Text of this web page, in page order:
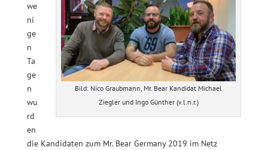
Bild: Nico Graubmann, Mr. Bear Kandidat Michael
Ziegler und Ingo Günther (v.l.n.r.)
we
ni
ge
n
Ta
ge
n
wu
rd
en
die Kandidaten zum Mr. Bear Germany 2019 im Netz